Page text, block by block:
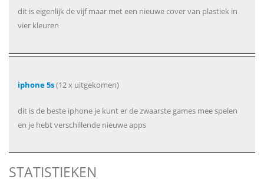
dit is eigenlijk de vijf maar met een nieuwe cover van plastiek in
vier kleuren
iphone 5s(12 x uitgekomen)
dit is de beste iphone je kunt er de zwaarste games mee spelen
en je hebt verschillende nieuwe apps
STATISTIEKEN